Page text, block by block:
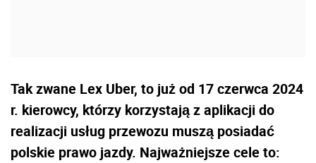
Tak zwane Lex Uber, to już od 17 czerwca 2024
r. kierowcy, którzy korzystają z aplikacji do
realizacji usług przewozu muszą posiadać
polskie prawo jazdy. Najważniejsze cele to: